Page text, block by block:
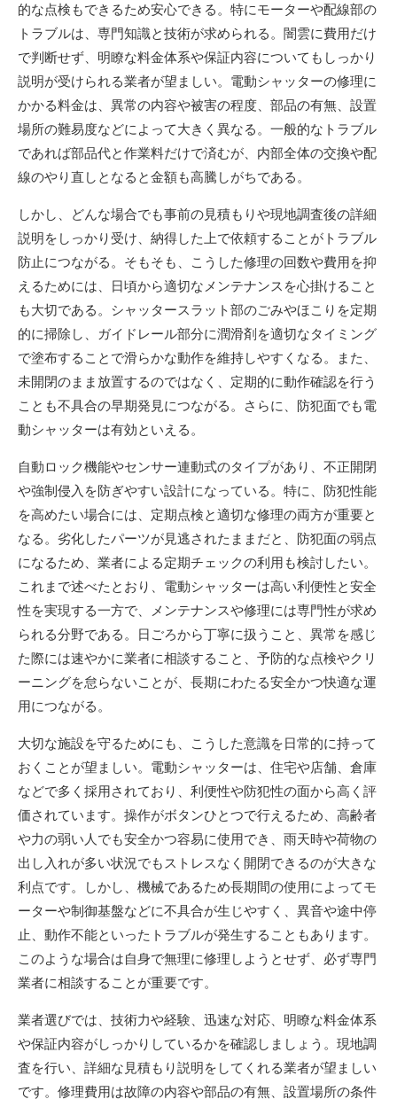
的な点検もできるため安心できる。特にモーターや配線部の
トラブルは、専門知識と技術が求められる。闇雲に費用だけ
で判断せず、明瞭な料金体系や保証内容についてもしっかり
説明が受けられる業者が望ましい。電動シャッターの修理に
かかる料金は、異常の内容や被害の程度、部品の有無、設置
場所の難易度などによって大きく異なる。一般的なトラブル
であれば部品代と作業料だけで済むが、内部全体の交換や配
線のやり直しとなると金額も高騰しがちである。
しかし、どんな場合でも事前の見積もりや現地調査後の詳細
説明をしっかり受け、納得した上で依頼することがトラブル
防止につながる。そもそも、こうした修理の回数や費用を抑
えるためには、日頃から適切なメンテナンスを心掛けること
も大切である。シャッタースラット部のごみやほこりを定期
的に掃除し、ガイドレール部分に潤滑剤を適切なタイミング
で塗布することで滑らかな動作を維持しやすくなる。また、
未開閉のまま放置するのではなく、定期的に動作確認を行う
ことも不具合の早期発見につながる。さらに、防犯面でも電
動シャッターは有効といえる。
自動ロック機能やセンサー連動式のタイプがあり、不正開閉
や強制侵入を防ぎやすい設計になっている。特に、防犯性能
を高めたい場合には、定期点検と適切な修理の両方が重要と
なる。劣化したパーツが見逃されたままだと、防犯面の弱点
になるため、業者による定期チェックの利用も検討したい。
これまで述べたとおり、電動シャッターは高い利便性と安全
性を実現する一方で、メンテナンスや修理には専門性が求め
られる分野である。日ごろから丁寧に扱うこと、異常を感じ
た際には速やかに業者に相談すること、予防的な点検やクリ
ーニングを怠らないことが、長期にわたる安全かつ快適な運
用につながる。
大切な施設を守るためにも、こうした意識を日常的に持って
おくことが望ましい。電動シャッターは、住宅や店舗、倉庫
などで多く採用されており、利便性や防犯性の面から高く評
価されています。操作がボタンひとつで行えるため、高齢者
や力の弱い人でも安全かつ容易に使用でき、雨天時や荷物の
出し入れが多い状況でもストレスなく開閉できるのが大きな
利点です。しかし、機械であるため長期間の使用によってモ
ーターや制御基盤などに不具合が生じやすく、異音や途中停
止、動作不能といったトラブルが発生することもあります。
このような場合は自身で無理に修理しようとせず、必ず専門
業者に相談することが重要です。
業者選びでは、技術力や経験、迅速な対応、明瞭な料金体系
や保証内容がしっかりしているかを確認しましょう。現地調
査を行い、詳細な見積もり説明をしてくれる業者が望ましい
です。修理費用は故障の内容や部品の有無、設置場所の条件